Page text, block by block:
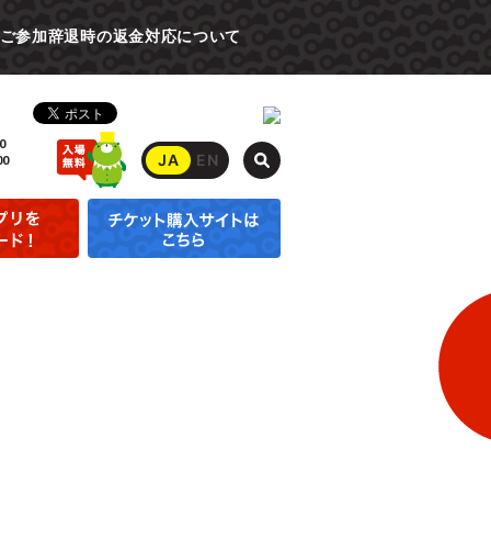
参加辞退時の返金対応について
JA EN